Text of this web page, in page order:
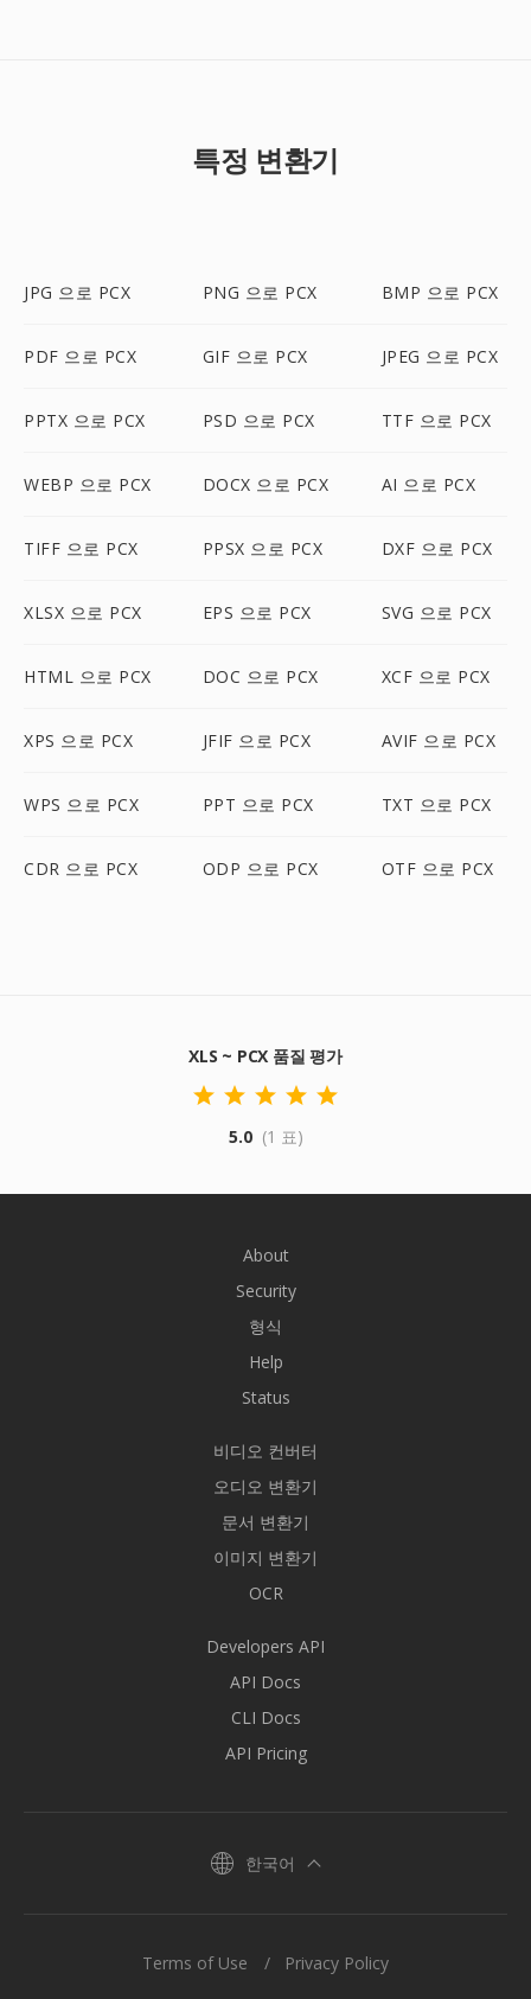
특정 변환기
JPG 으로 PCX PNG 으로 PCX BMP 으로 PCX
PDF 으로 PCX GIF 으로 PCX JPEG 으로 PCX
PPTX 으로 PCX PSD 으로 PCX TTF 으로 PCX
WEBP 으로 PCX DOCX 으로 PCX AI 으로 PCX
TIFF 으로 PCX PPSX 으로 PCX DXF 으로 PCX
XLSX 으로 PCX EPS 으로 PCX SVG 으로 PCX
HTML 으로 PCX DOC 으로 PCX XCF 으로 PCX
XPS 으로 PCX JFIF 으로 PCX AVIF 으로 PCX
WPS 으로 PCX PPT 으로 PCX TXT 으로 PCX
CDR 으로 PCX ODP 으로 PCX OTF 으로 PCX
XLS ~ PCX 품질 평가
5.0 (1 표)
About
Security
형식
Help
Status
비디오 컨버터
오디오 변환기
문서 변환기
이미지 변환기
OCR
Developers API
API Docs
CLI Docs
API Pricing
한국어
Terms of Use Privacy Policy